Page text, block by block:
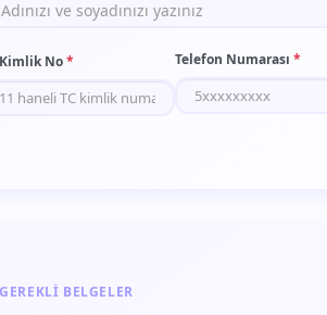
No* Telefon Numarası *
GEREKLI BELGELER